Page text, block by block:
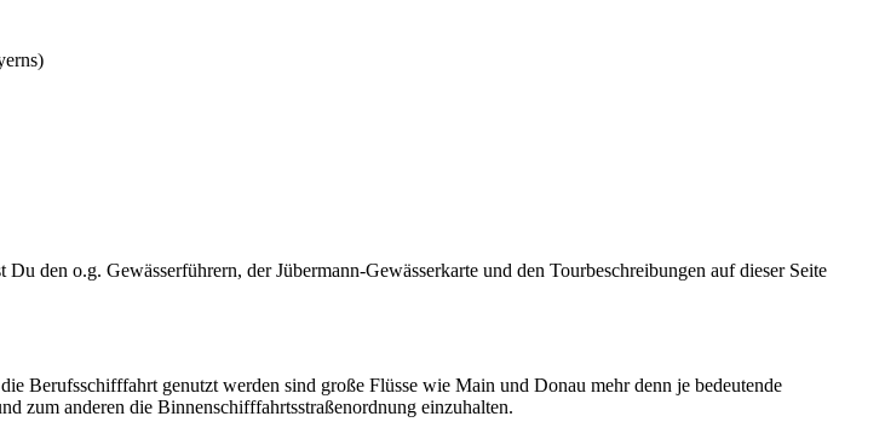
den o.g. Gewässerführern, der Jübermann-Gewässerkarte und den Tourbeschreibungen auf dieser Seite
Berufsschifffahrt genutzt werden sind große Flüsse wie Main und Donau mehr denn je bedeutende
zum anderen die Binnenschifffahrtsstraßenordnung einzuhalten.